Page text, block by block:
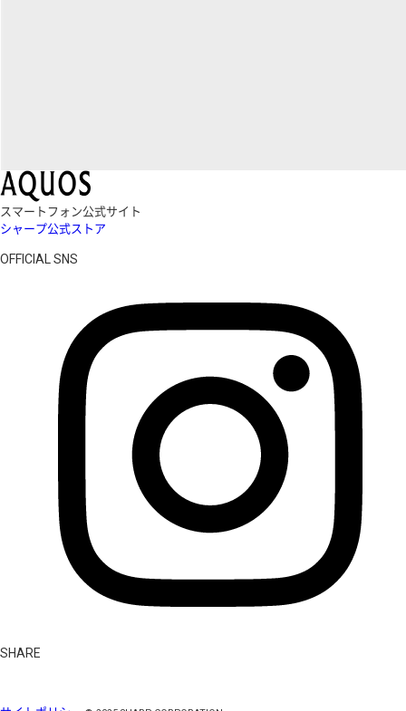
スマートフォン公式サイト
シャープ公式ストア
OFFICIAL SNS
SHARE